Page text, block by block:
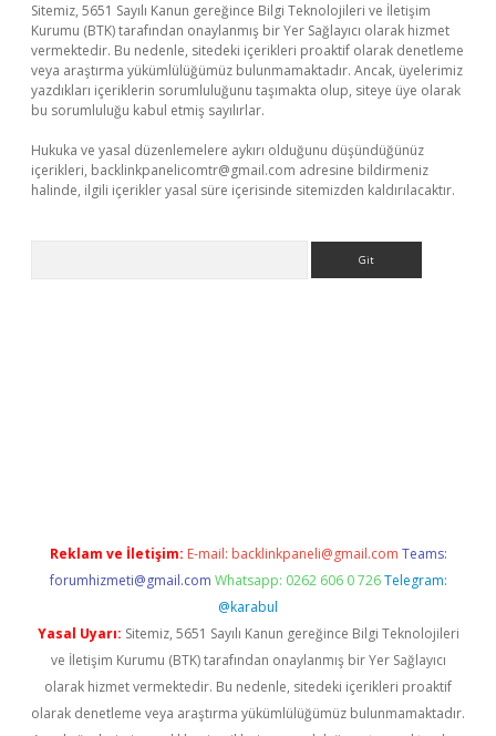
Sitemiz, 5651 Sayılı Kanun gereğince Bilgi Teknolojileri ve İletişim
Kurumu (BTK) tarafından onaylanmış bir Yer Sağlayıcı olarak hizmet
vermektedir. Bu nedenle, sitedeki içerikleri proaktif olarak denetleme
veya araştırma yükümlülüğümüz bulunmamaktadır. Ancak, üyelerimiz
yazdıkları içeriklerin sorumluluğunu taşımakta olup, siteye üye olarak
bu sorumluluğu kabul etmiş sayılırlar.
Hukuka ve yasal düzenlemelere aykırı olduğunu düşündüğünüz
içerikleri, backlinkpanelicomtr@gmail.com adresine bildirmeniz
halinde, ilgili içerikler yasal süre içerisinde sitemizden kaldırılacaktır.
Reklam ve İletişim: E-mail: backlinkpaneli@gmail.com Teams:
forumhizmeti@gmail.com Whatsapp: 0262 606 0 726 Telegram:
@karabul
Yasal Uyarı: Sitemiz, 5651 Sayılı Kanun gereğince Bilgi Teknolojileri
ve İletişim Kurumu (BTK) tarafından onaylanmış bir Yer Sağlayıcı
olarak hizmet vermektedir. Bu nedenle, sitedeki içerikleri proaktif
olarak denetleme veya araştırma yükümlülüğümüz bulunmamaktadır.